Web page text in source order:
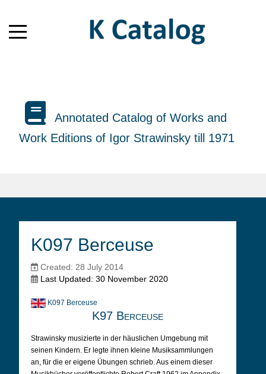
Annotated Catalog of Works and
Work Editions of Igor Strawinsky till 1971
K097 Berceuse
Created: 28 July 2014
Last Updated: 30 November 2020
K097 Berceuse
K97 Berceuse
Strawinsky musizierte in der häuslichen Umgebung mit
seinen Kindern. Er legte ihnen kleine Musiksammlungen
an, für die er eigene Übungen schrieb. Aus einem dieser